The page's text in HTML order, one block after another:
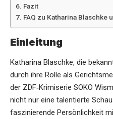
Fazit
FAQ zu Katharina Blaschke
Einleitung
Katharina Blaschke, die
durch ihre Rolle als
der ZDF‑Krimiserie SOKO
nicht nur eine talentierte
faszinierende Persönlichkeit